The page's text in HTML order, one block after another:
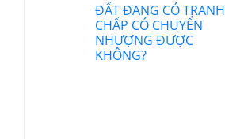
ĐẤT ĐANG CÓ TRANH
CHẤP CÓ CHUYỂN
NHƯỢNG ĐƯỢC
KHÔNG?